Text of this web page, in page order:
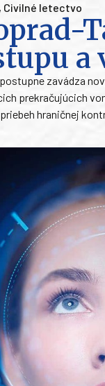
, Civilné letectvo
a
zavádza
prekračujúcich
hraničnej